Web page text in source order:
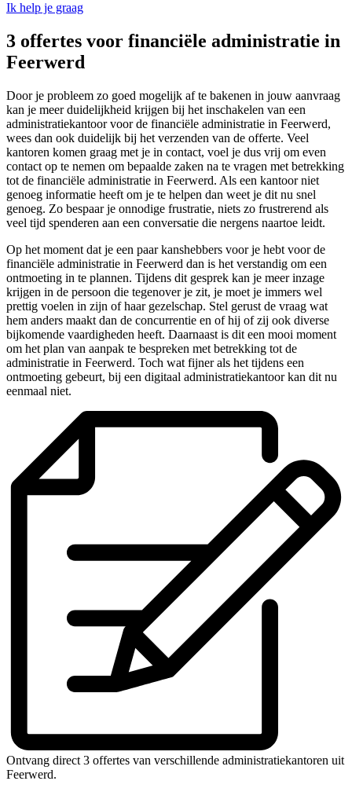
Ik help je graag
3 offertes voor financiële administratie in
Feerwerd
Door je probleem zo goed mogelijk af te bakenen in jouw aanvraag
kan je meer duidelijkheid krijgen bij het inschakelen van een
administratiekantoor voor de financiële administratie in Feerwerd,
wees dan ook duidelijk bij het verzenden van de offerte. Veel
kantoren komen graag met je in contact, voel je dus vrij om even
contact op te nemen om bepaalde zaken na te vragen met betrekking
tot de financiële administratie in Feerwerd. Als een kantoor niet
genoeg informatie heeft om je te helpen dan weet je dit nu snel
genoeg. Zo bespaar je onnodige frustratie, niets zo frustrerend als
veel tijd spenderen aan een conversatie die nergens naartoe leidt.
Op het moment dat je een paar kanshebbers voor je hebt voor de
financiële administratie in Feerwerd dan is het verstandig om een
ontmoeting in te plannen. Tijdens dit gesprek kan je meer inzage
krijgen in de persoon die tegenover je zit, je moet je immers wel
prettig voelen in zijn of haar gezelschap. Stel gerust de vraag wat
hem anders maakt dan de concurrentie en of hij of zij ook diverse
bijkomende vaardigheden heeft. Daarnaast is dit een mooi moment
om het plan van aanpak te bespreken met betrekking tot de
administratie in Feerwerd. Toch wat fijner als het tijdens een
ontmoeting gebeurt, bij een digitaal administratiekantoor kan dit nu
eenmaal niet.
Ontvang direct 3 offertes van verschillende administratiekantoren uit
Feerwerd.